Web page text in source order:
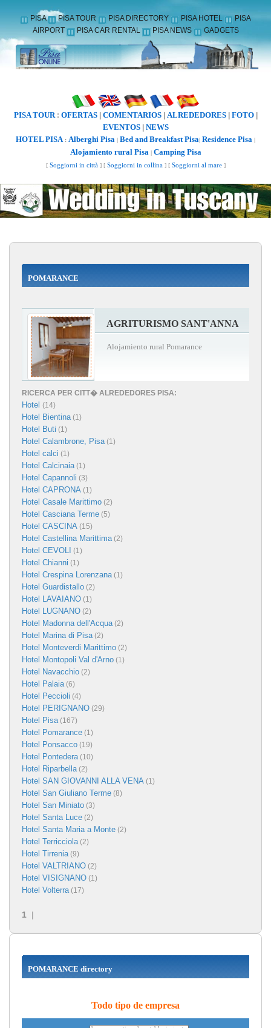
PISA PISA TOUR PISA DIRECTORY PISA HOTEL
PISA
AIRPORT
PISA CAR RENTAL PISA NEWS GADGETS
PISA TOUR: OFERTAS| COMENTARIOS| ALREDEDORES| FOTO|
EVENTOS| NEWS
HOTEL PISA: Alberghi Pisa | Bed and Breakfast Pisa| Residence Pisa |
Alojamiento rural Pisa| Camping Pisa
[ Soggiorni in città] [ Soggiorni in collina] [ Soggiorni al mare]
POMARANCE
AGRITURISMO SANT'ANNA
Alojamiento rural Pomarance
RICERCA PER CITT� ALREDEDORES PISA:
Hotel (14)
Hotel Bientina (1)
Hotel Buti (1)
Hotel Calambrone, Pisa (1)
Hotel calci (1)
Hotel Calcinaia (1)
Hotel Capannoli (3)
Hotel CAPRONA (1)
Hotel Casale Marittimo (2)
Hotel Casciana Terme (5)
Hotel CASCINA (15)
Hotel Castellina Marittima (2)
Hotel CEVOLI (1)
Hotel Chianni (1)
Hotel Crespina Lorenzana (1)
Hotel Guardistallo (2)
Hotel LAVAIANO (1)
Hotel LUGNANO (2)
Hotel Madonna dell'Acqua (2)
Hotel Marina di Pisa (2)
Hotel Monteverdi Marittimo (2)
Hotel Montopoli Val d'Arno (1)
Hotel Navacchio (2)
Hotel Palaia (6)
Hotel Peccioli (4)
Hotel PERIGNANO (29)
Hotel Pisa (167)
Hotel Pomarance (1)
Hotel Ponsacco (19)
Hotel Pontedera (10)
Hotel Riparbella (2)
Hotel SAN GIOVANNI ALLA VENA (1)
Hotel San Giuliano Terme (8)
Hotel San Miniato (3)
Hotel Santa Luce (2)
Hotel Santa Maria a Monte (2)
Hotel Terricciola (2)
Hotel Tirrenia (9)
Hotel VALTRIANO (2)
Hotel VISIGNANO (1)
Hotel Volterra (17)
1 |
POMARANCE directory
Todo tipo de empresa